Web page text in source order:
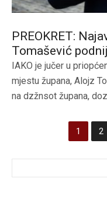
PREOKRET:
Tomašević
IAKO je jučer u
mjestu župana, Alojz
na dzžnsot župana,
1 2